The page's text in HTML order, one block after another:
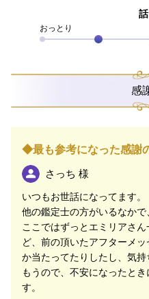
どうしたらこの先うまく
させるための前向きな鑑
「状況が難しいとわかっ
いいのかな？」と、心が
も、時にはありますよね。
ネガティブに感じてしま
裏側を占いでみていくこと
かることも。
あなたがひとりでは見つ
りならできることや、占い
がきっとたくさんあります
いつも周囲のために努力
そ、時にはほっと一息つ
おっとり
感
◆最も参考になった感謝
さっち 様
いつもお世話になってます。
他の鑑定士の方がいるなかで
ここではずっとエミリアさ
ど、前の頂いたアフターメ
か当たってたりしたし、気
もうので、不安になったと
す。